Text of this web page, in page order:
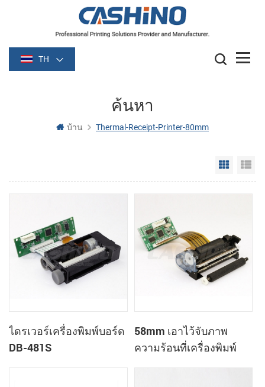
TH
ค้นหา
บ้าน Thermal-Receipt-Printer-80mm
Grid
ไดรเวอร์เครื่องพิมพ์บอร์ด
DB-481S
58mm เอาไว้จับภาพ
ความร้อนที่เครื่องพิมพ์